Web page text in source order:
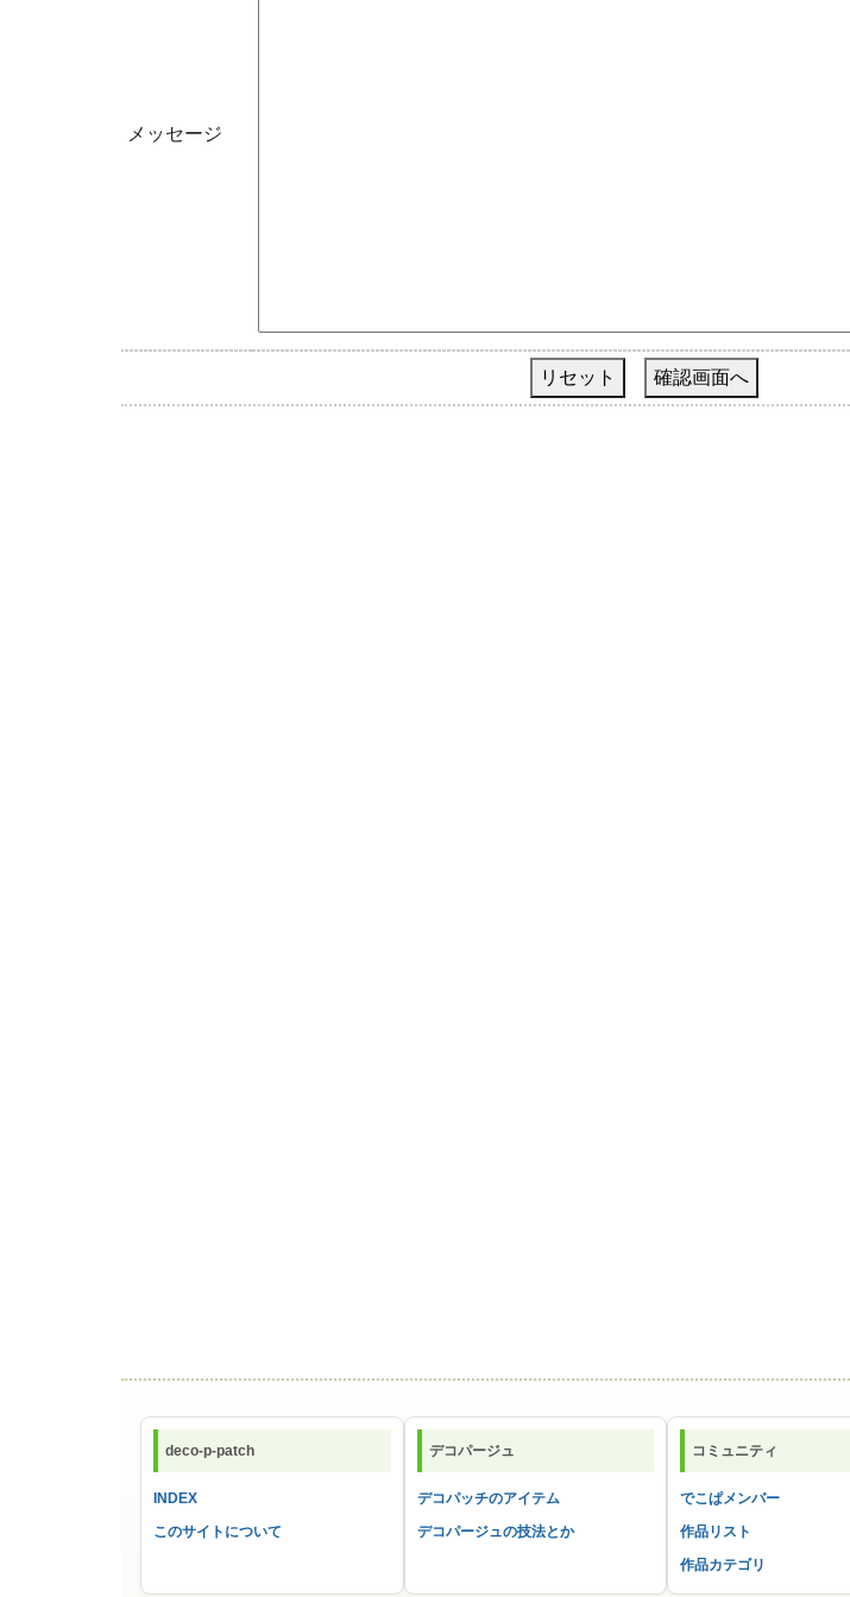
メッセージ
リセット 確認画面へ
deco-p-patch
INDEX
このサイトについて
デコパージュ
デコパッチのアイテム
デコパージュの技法とか
コミュニティ
でこぱメンバー
作品リスト
作品カテゴリ